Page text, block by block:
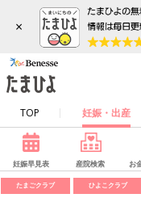
×
TOP 妊娠・出産
妊娠早見表 産院検索 お
たまごクラブ ひよこクラブ